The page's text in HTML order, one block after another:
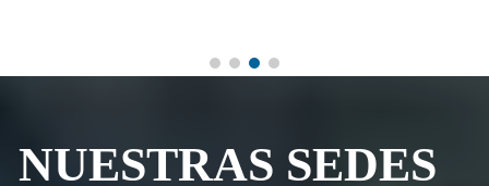
NUESTRAS SEDES